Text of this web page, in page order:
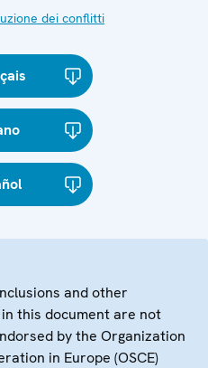
dei conflitti
and other
this document are not
by the Organization
in Europe (OSCE)